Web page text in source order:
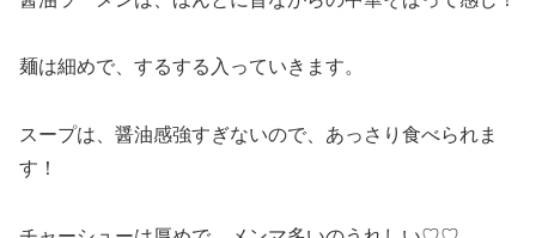
麺は細めで、するする入っていきます。
スープは、醤油感強すぎないので、あっさり食べられま
す！